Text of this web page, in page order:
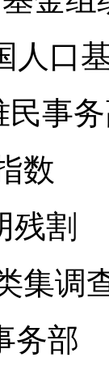
人口
民事
数
残割
集调
务部